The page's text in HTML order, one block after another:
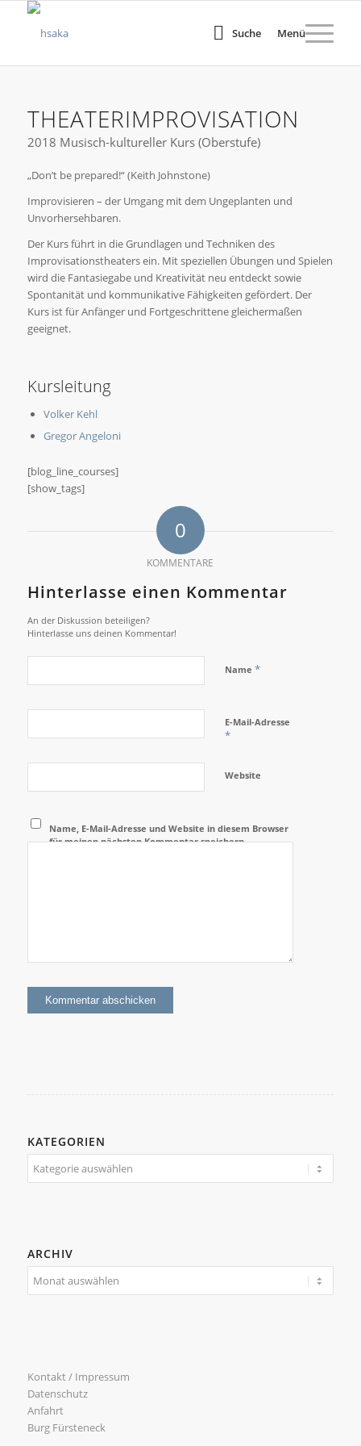
Suche Menü
THEATERIMPROVISATION
2018 Musisch-kultureller Kurs (Oberstufe)
„Don’t be prepared!“ (Keith Johnstone)
Improvisieren – der Umgang mit dem Ungeplanten und
Unvorhersehbaren.
Der Kurs führt in die Grundlagen und Techniken des
Improvisationstheaters ein. Mit speziellen Übungen und Spielen
wird die Fantasiegabe und Kreativität neu entdeckt sowie
Spontanität und kommunikative Fähigkeiten gefördert. Der
Kurs ist für Anfänger und Fortgeschrittene gleichermaßen
geeignet.
Kursleitung
Volker Kehl
Gregor Angeloni
[blog_line_courses]
[show_tags]
0
KOMMENTARE
Hinterlasse einen Kommentar
An der Diskussion beteiligen?
Hinterlasse uns deinen Kommentar!
Name *
E-Mail-Adresse
*
Website
Name, E-Mail-Adresse und Website in diesem Browser
für meinen nächsten Kommentar speichern.
KATEGORIEN
Kategorien
ARCHIV
Kontakt / Impressum
Datenschutz
Anfahrt
Burg Fürsteneck